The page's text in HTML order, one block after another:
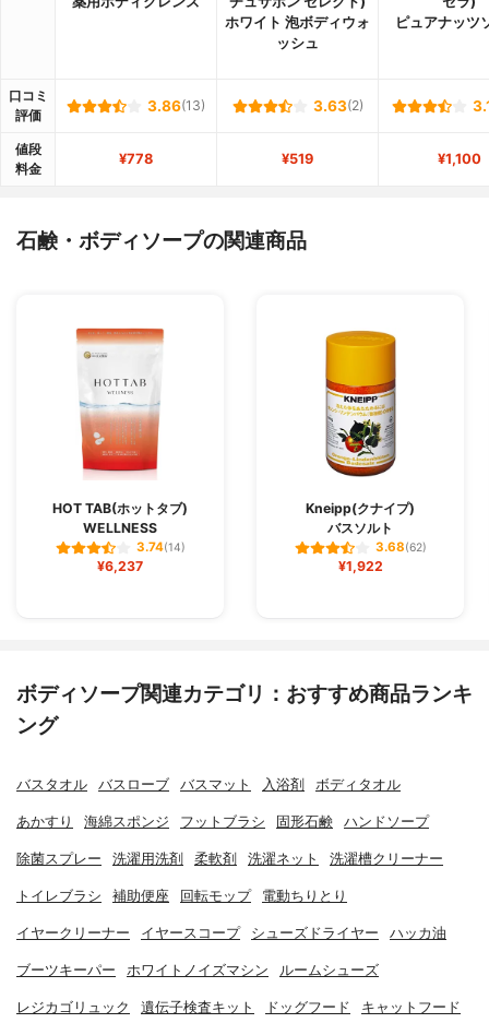
ホワイト 泡ボディウォ
ッシュ
ピュアナッツ
口コミ
評価
3.86(13) 3.63(2)
値段
料金
¥778 ¥519 ¥1,100
石鹸・ボディソープの関連商品
HOT TAB(ホットタブ)
WELLNESS
3.74(14)
¥6,237
Kneipp(クナイプ)
バスソルト
3.68(62)
¥1,922
ボディソープ関連カテゴリ：おすすめ商品ランキ
ング
バスタオル バスローブ バスマット 入浴剤 ボディタオル
あかすり 海綿スポンジ フットブラシ 固形石鹸 ハンドソープ
除菌スプレー 洗濯用洗剤 柔軟剤 洗濯ネット 洗濯槽クリーナー
トイレブラシ 補助便座 回転モップ 電動ちりとり
イヤークリーナー イヤースコープ シューズドライヤー ハッカ油
ブーツキーパー ホワイトノイズマシン ルームシューズ
レジカゴリュック 遺伝子検査キット ドッグフード キャットフード